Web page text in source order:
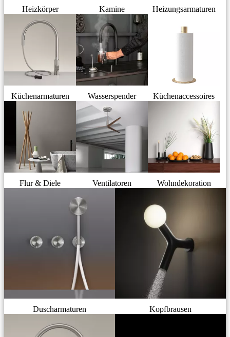
Heizkörper Kamine Heizungsarmaturen
Küchenarmaturen Wasserspender Küchenaccessoires
Flur & Diele Ventilatoren Wohndekoration
Duscharmaturen Kopfbrausen